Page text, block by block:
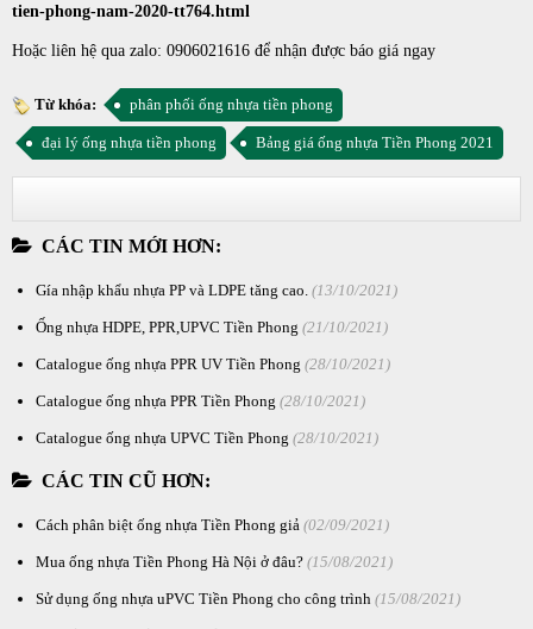
tien-phong-nam-2020-tt764.html
Hoặc liên hệ qua zalo: 0906021616 để nhận được báo giá ngay
Từ khóa: phân phối ống nhựa tiền phong
đại lý ống nhựa tiền phong Bảng giá ống nhựa Tiền Phong 2021
CÁC TIN MỚI HƠN:
Gía nhập khẩu nhựa PP và LDPE tăng cao. (13/10/2021)
Ống nhựa HDPE, PPR,UPVC Tiền Phong (21/10/2021)
Catalogue ống nhựa PPR UV Tiền Phong (28/10/2021)
Catalogue ống nhựa PPR Tiền Phong (28/10/2021)
Catalogue ống nhựa UPVC Tiền Phong (28/10/2021)
CÁC TIN CŨ HƠN:
Cách phân biệt ống nhựa Tiền Phong giả (02/09/2021)
Mua ống nhựa Tiền Phong Hà Nội ở đâu? (15/08/2021)
Sử dụng ống nhựa uPVC Tiền Phong cho công trình (15/08/2021)